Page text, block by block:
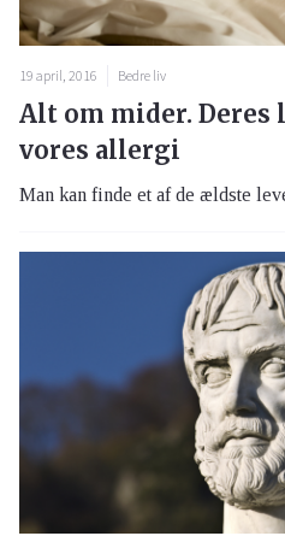
19 april, 2016 Bedre liv
Alt om mider.
vores allergi
Man kan finde et af de ældste